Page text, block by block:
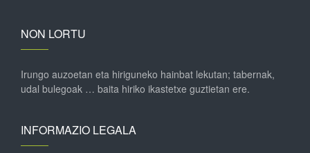
NON LORTU
Irungo auzoetan eta hiriguneko hainbat lekutan; tabernak,
udal bulegoak … baita hiriko ikastetxe guztietan ere.
INFORMAZIO LEGALA